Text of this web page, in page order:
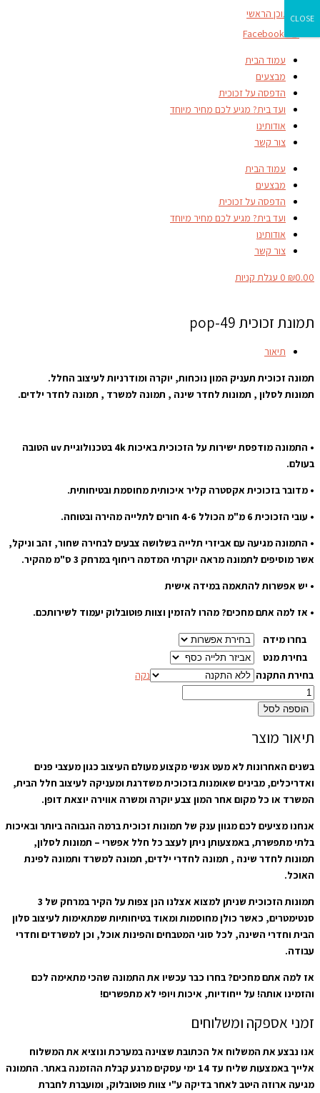
דילוג לתוכן הראשי
Facebook-f
עמוד הבית
מבצעים
הדפסה על זכוכית
ועד בית? מגיע לכם מחיר מיוחד
אודותינו
צור קשר
עמוד הבית
מבצעים
הדפסה על זכוכית
ועד בית? מגיע לכם מחיר מיוחד
אודותינו
צור קשר
₪0.00
0 עגלת קניות
תמונת זכוכית pop-49
תיאור
תמונה זכוכית תעניק המון נוכחות, יוקרה ומודרניות לעיצוב החלל.
תמונות לסלון , תמונות לחדר שינה , תמונה למשרד , תמונה לחדר ילדים.
• התמונה מודפסת ישירות על הזכוכית באיכות 4k בטכנולוגיית uv הטובה
בעולם.
• מדובר בזכוכית אקסטרה קליר איכותית מחוסמת ובטיחותית.
• עובי הזכוכית 6 מ"מ הכולל 4-6 חורים לתלייה מהירה ובטוחה.
• התמונה מגיעה עם אביזרי תלייה בשלושה צבעים לבחירה שחור, זהב וניקל,
אשר מוסיפים לתמונה מראה יוקרתי המדמה ריחוף במרחק 3 ס"מ מהקיר.
• יש אפשרות להתאמה במידה אישית
• אז למה אתם מחכים? מהרו להזמין וצוות פוטובלוק יעמוד לשירותכם.
בחרו מידה
בחירת מנט
בחירת התקנה
נקה
הוספה לסל
תיאור מוצר
בשנים האחרונות לא מעט אנשי מקצוע מעולם העיצוב כגון מעצבי פנים
ואדריכלים, מבינים שאומנות בזכוכית משדרגת ומעניקה לעיצוב חלל הבית,
המשרד או כל מקום אחר המון צבע יוקרה ומשרה אווירה יוצאת דופן.
אנחנו מציעים לכם מגוון ענק של תמונות זכוכית ברמה הגבוהה ביותר ובאיכות
בלתי מתפשרת, באמצעותן ניתן לעצב כל חלל אפשרי – תמונות לסלון,
תמונות לחדר שינה , תמונה לחדרי ילדים, תמונה למשרד ותמונה לפינת
האוכל.
תמונות הזכוכית שניתן למצוא אצלנו הנן צפות על הקיר במרחק של 3
סנטימטרים, כאשר כולן מחוסמות ומאוד בטיחותיות שמתאימות לעיצוב סלון
הבית וחדרי השינה, לכל סוגי המטבחים והפינות אוכל, וכן למשרדים וחדרי
עבודה.
אז למה אתם מחכים? בחרו כבר עכשיו את התמונה שהכי מתאימה לכם
והזמינו אותה! על ייחודיות, איכות ויופי לא מתפשרים!
זמני אספקה ומשלוחים
אנו נבצע את המשלוח אל הכתובת שצוינה במערכת ונוציא את המשלוח
אלייך באמצעות שליח עד 14 ימי עסקים מרגע קבלת ההזמנה באתר. התמונה
מגיעה ארוזה היטב לאחר בדיקה ע"י צוות פוטובלוק, ומועברת לחברת
CLOSE